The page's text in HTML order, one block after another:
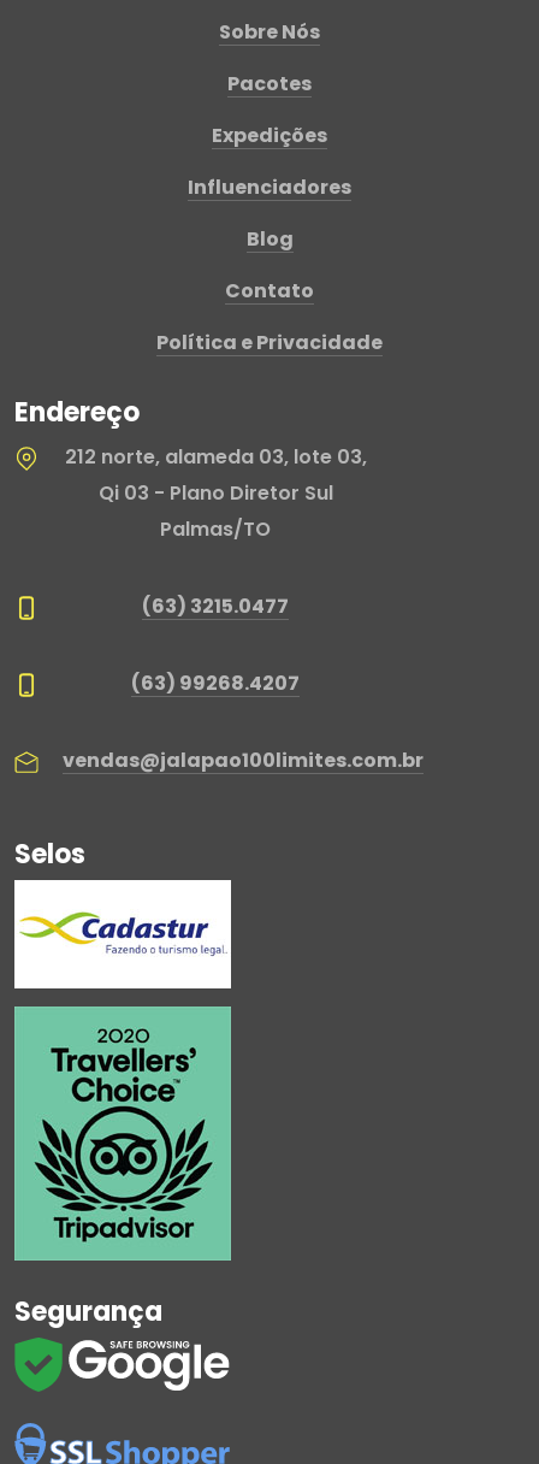
Sobre Nós
Pacotes
Expedições
Influenciadores
Blog
Contato
Política e Privacidade
Endereço
212 norte, alameda 03, lote 03,
Qi 03 - Plano Diretor Sul
Palmas/TO
(63) 3215.0477
(63) 99268.4207
vendas@jalapao100limites.com.br
Selos
Segurança